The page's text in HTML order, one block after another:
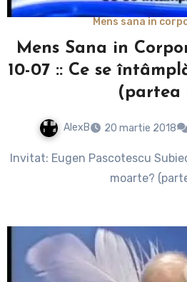
Mens sana in
Mens Sana in
10-07 :: Ce se
(partea
AlexB 20 martie 2018
Invitat: Eugen Pascotescu Subiect: Ce se întâmplă după
moarte?